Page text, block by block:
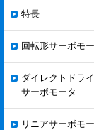
特長
回転形サーボモ
ダイレクトドラ
サーボモータ
リニアサーボモ